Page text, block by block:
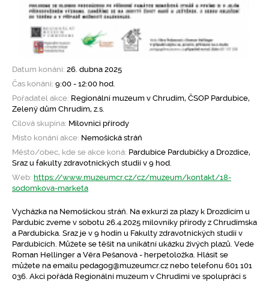
Datum konání: 26. dubna 2025
Čas konání: 9:00 - 12:00 hod.
Pořadatel akce: Regionální muzeum v Chrudim, ČSOP Pardubice,
Zelený dům Chrudim, z.s.
Cílová skupina: Milovnici přírody
Místo konání akce: Nemošická stráň
Město/obec, kde se akce koná: Pardubice Pardubičky a Drozdice,
Sraz u fakulty zdravotnických studií v 9 hod.
Web: https://www.muzeumcr.cz/cz/muzeum/kontakt/18-
sodomkova-marketa
Vycházka na Nemošickou stráň. Na exkurzi za plazy k Drozdicím u
Pardubic zveme v sobotu 26.4.2025 milovníky přírody z Chrudimska
a Pardubicka. Sraz je v 9 hodin u Fakulty zdravotnických studií v
Pardubicích. Můžete se těšit na unikátní ukázku živých plazů. Vede
Roman Hellinger a Věra Pešanová - herpetoložka. Hlásit se
můžete na emailu pedagog@muzeumcr.cz nebo telefonu 601 101
036. Akci pořádá Regionální muzeum v Chrudimi ve spolupráci s